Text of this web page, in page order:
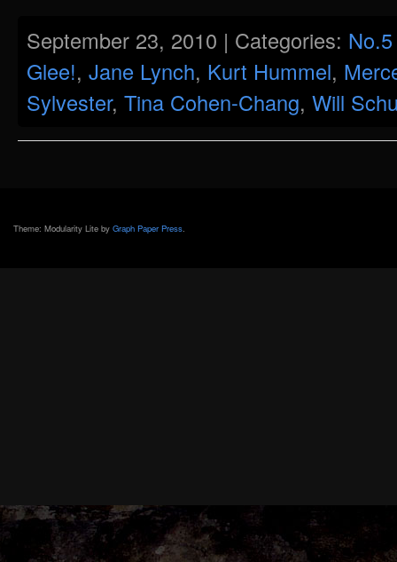
September 23, 2010 | Categories:
Glee!, Jane Lynch, Kurt Hummel,
Sylvester, Tina Cohen-Chang, Will
Theme: Modularity Lite by Graph Paper Press.